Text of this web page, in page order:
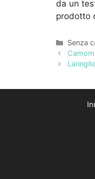
da un
prodotto
Senza